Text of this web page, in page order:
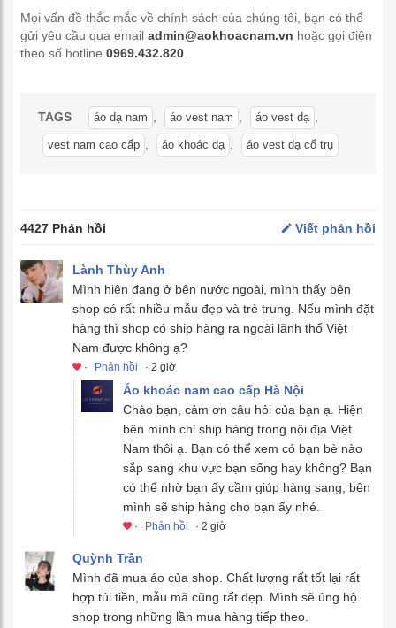
Mọi vấn đề thắc mắc về chính sách của chúng tôi, bạn có thể
gửi yêu cầu qua email admin@aokhoacnam.vn hoặc gọi điện
theo số hotline 0969.432.820
TAGS áo dạ nam áo vest nam áo vest dạ
vest nam cao cấp áo khoác dạ áo vest dạ cổ trụ
4427 Phản hồi Viết phản hồi
Lành Thùy Anh
Mình hiện đang ở bên nước ngoài, mình thấy bên
shop có rất nhiều mẫu đẹp và trẻ trung. Nếu mình đặt
hàng thì shop có ship hàng ra ngoài lãnh thổ Việt
Nam được không ạ?
· Phản hồi · 2 giờ
Áo khoác nam cao cấp Hà Nội
Chào bạn, cảm ơn câu hỏi của bạn ạ. Hiện
bên mình chỉ ship hàng trong nội địa Việt
Nam thôi ạ. Bạn có thể xem có bạn bè nào
sắp sang khu vực bạn sống hay không? Bạn
có thể nhờ bạn ấy cầm giúp hàng sang, bên
mình sẽ ship hàng cho bạn ấy nhé.
· Phản hồi · 2 giờ
Quỳnh Trần
Mình đã mua áo của shop. Chất lượng rất tốt lại rất
hợp túi tiền, mẫu mã cũng rất đẹp. Mình sẽ ủng hộ
shop trong những lần mua hàng tiếp theo.